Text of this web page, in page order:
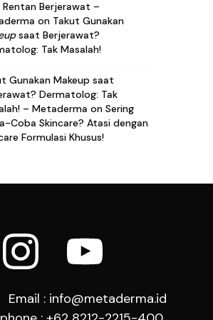
Rentan Berjerawat –
on Takut Gunakan
saat Berjerawat?
Tak Masalah!
Gunakan Makeup saat
Dermatolog: Tak
– Metaderma on Sering
Coba Skincare? Atasi dengan
Formulasi Khusus!
Email : info@metaderma.id